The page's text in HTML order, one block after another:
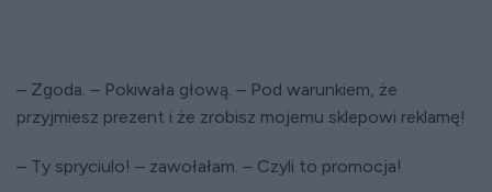
– Zgoda. – Pokiwała głową. – Pod warunkiem, że
przyjmiesz prezent i że zrobisz mojemu sklepowi reklamę!
– Ty spryciulo! – zawołałam. – Czyli to promocja!